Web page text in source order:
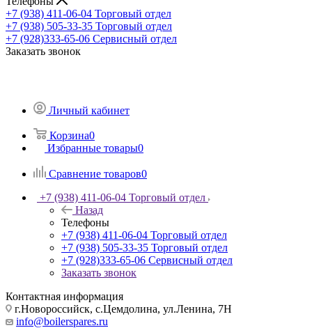
+7 (938) 411-06-04 Торговый отдел
+7 (938) 505-33-35 Торговый отдел
+7 (928)333-65-06 Сервисный отдел
Заказать звонок
Личный кабинет
Корзина0
Избранные товары0
Сравнение товаров0
+7 (938) 411-06-04 Торговый отдел
Назад
Телефоны
+7 (938) 411-06-04 Торговый отдел
+7 (938) 505-33-35 Торговый отдел
+7 (928)333-65-06 Сервисный отдел
Заказать звонок
Контактная информация
г.Новороссийск, с.Цемдолина, ул.Ленина, 7Н
info@boilerspares.ru